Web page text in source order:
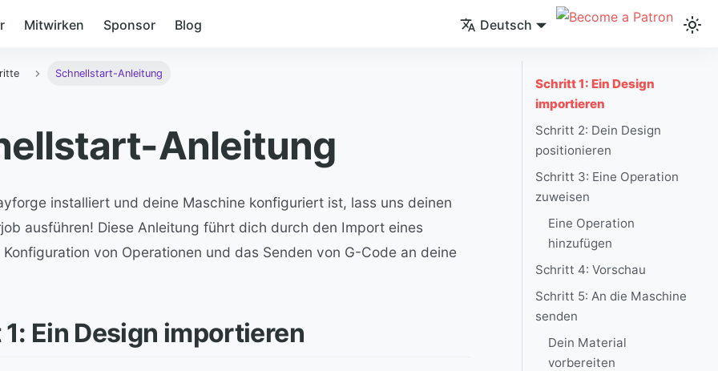
Mitwirken Sponsor Blog Deutsch
Schnellstart-Anleitung
Anleitung
installiert und deine Maschine konfiguriert ist, lass uns deinen
ausführen! Diese Anleitung führt dich durch den Import eines
von Operationen und das Senden von G-Code an deine
Ein Design importieren
Schritt 1: Ein Design
importieren
Schritt 2: Dein Design
positionieren
Schritt 3: Eine Operation
zuweisen
Eine Operation
hinzufügen
Schritt 4: Vorschau
Schritt 5: An die Maschine
senden
Dein Material
vorbereiten